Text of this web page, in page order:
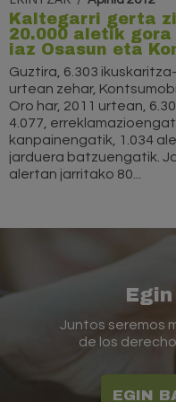
Kaltegarri gerta
20.000 aletik
iaz Osasun eta
Guztira, 6.303
urtean zehar,
Oro har, 2011 urtean,
4.077,
kanpainengatik, 1.034
jarduera batzuengatik.
alertan jarritako 80...
Juntos seremos
de los
EGIN